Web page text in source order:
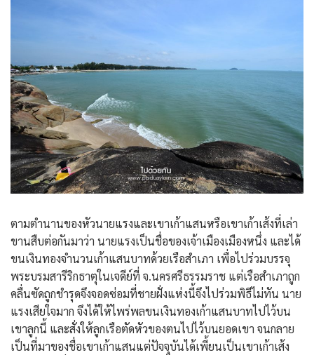
ตามตำนานของหัวนายแรงและเขาเก้าแสนหรือเขาเก้าเส้งที่เล่า
ขานสืบต่อกันมาว่า นายแรงเป็นชื่อของเจ้าเมืองเมืองหนึ่ง และได้
ขนเงินทองจำนวนเก้าแสนบาทด้วยเรือสำเภา เพื่อไปร่วมบรรจุ
พระบรมสารีริกธาตุในเจดีย์ที่ จ.นครศรีธรรมราช แต่เรือสำเภาถูก
คลื่นซัดถูกชำรุดจึงจอดซ่อมที่ชายฝั่งแห่งนี้จึงไปร่วมพิธีไม่ทัน นาย
แรงเสียใจมาก จึงได้ให้ไพร่พลขนเงินทองเก้าแสนบาทไปไว้บน
เขาลูกนี้ และสั่งให้ลูกเรือตัดหัวของตนไปไว้บนยอดเขา จนกลาย
เป็นที่มาของชื่อเขาเก้าแสนแต่ปัจจุบันได้เพี้ยนเป็นเขาเก้าเส้ง